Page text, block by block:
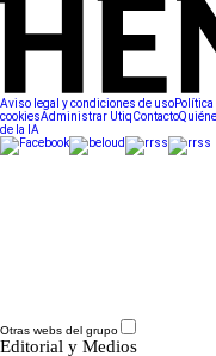
Aviso legal y condiciones de uso
cookiesAdministrar UtiqContacto
de la IA
Otras webs del grupo
Editorial y Medios